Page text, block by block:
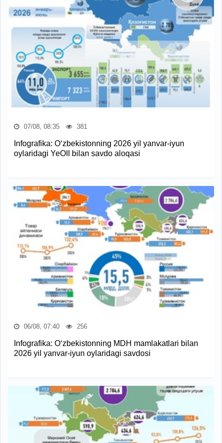
07/08, 08:35 381
Infografika: O‘zbekistonning 2026 yil yanvar-iyun
oylaridagi YeOII bilan savdo aloqasi
06/08, 07:40 256
Infografika: O‘zbekistonning MDH mamlakatlari bilan
2026 yil yanvar-iyun oylaridagi savdosi